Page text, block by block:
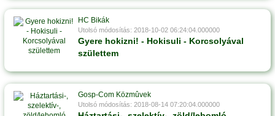
HC Bikák
Utolsó módosítás: 2018-10-02 06:24:04.000000
Gyere hokizni! - Hokisuli - Korcsolyával
születtem
Gosp-Com Közmûvek
Utolsó módosítás: 2018-08-14 07:20:04.000000